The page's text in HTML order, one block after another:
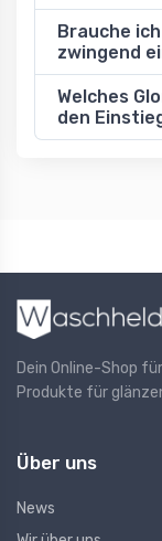
Brauche
zwingend
Welches
den
Dein Online-Shop
Produkte für
Über uns
News